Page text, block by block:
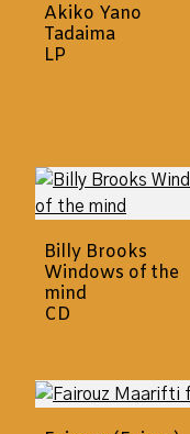
Akiko Yano
Tadaima
LP
Billy Brooks
Windows of the
mind
CD